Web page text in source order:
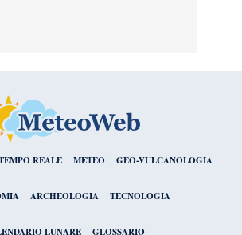
REALE METEO GEO-VULCANOLOGIA
ARCHEOLOGIA TECNOLOGIA
LUNARE GLOSSARIO